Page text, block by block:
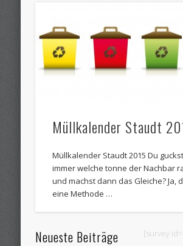
Müllkalender Staudt
Müllkalender Staudt 2015 Du
immer welche tonne der Nachbar
und machst dann das Gleiche? Ja,
eine Methode …
Neueste Beiträge [survey